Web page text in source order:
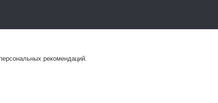
рекомендаций.